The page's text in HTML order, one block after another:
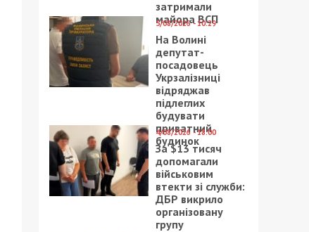
затримали
майора ВСП
5/08/2026 - 10:29
На Волині
депутат-
посадовець
Укрзалізниці
відряджав
підлеглих
будувати
приватний
будинок
4/08/2026 - 18:00
За $13 тисяч
допомагали
військовим
втекти зі служби:
ДБР викрило
організовану
групу